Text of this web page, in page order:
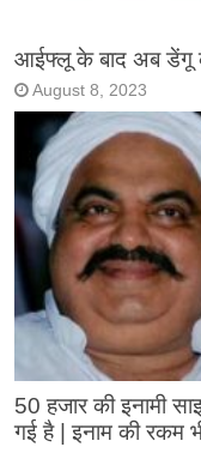
आईफ्लू के बाद अब डेंगू
August 8, 2023
50 हजार की इनामी
गई है | इनाम की रकम